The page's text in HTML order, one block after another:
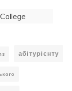
абітурієнту